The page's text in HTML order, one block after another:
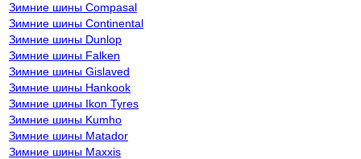
Зимние шины Compasal
Зимние шины Continental
Зимние шины Dunlop
Зимние шины Falken
Зимние шины Gislaved
Зимние шины Hankook
Зимние шины Ikon Tyres
Зимние шины Kumho
Зимние шины Matador
Зимние шины Maxxis